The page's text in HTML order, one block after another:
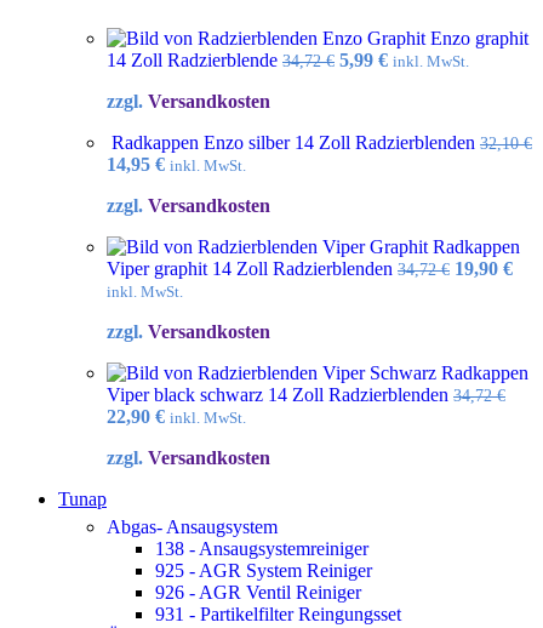
Enzo graphit
14 Zoll Radzierblende 34,72€ Ursprünglicher
5,99 €Aktueller
inkl. MwSt.
zzgl. Versandkosten
Radkappen Enzo silber 14 Zoll Radzierblenden 32,10€
Ursprünglicher
war:
14,95 €Aktueller
ist:
inkl. MwSt.
zzgl. Versandkosten
Radkappen
Viper graphit 14 Zoll Radzierblenden 34,72€ 19,90 €
inkl. MwSt.
zzgl. Versandkosten
Radkappen
Viper black schwarz 14 Zoll Radzierblenden 34,72€
Ursprünglicher
war:
22,90 €Aktueller
ist:
inkl. MwSt.
zzgl. Versandkosten
Tunap
Abgas- Ansaugsystem
138 - Ansaugsystemreiniger
925 - AGR System Reiniger
926 - AGR Ventil Reiniger
931 - Partikelfilter Reingungsset